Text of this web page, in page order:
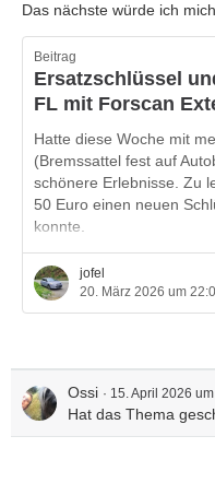
Das nächste würde ich
Beitrag
Ersatzschlüssel
FL mit Forscan
Hatte diese Woche mit
(Bremssattel fest auf
schönere Erlebnisse. Zu
50 Euro einen neuen
konnte.
Was war das Problem:
meine Regierung hatte
verloren (normale
durch Zufall die Seite
war nicht ganz sicher, ob
jofel
20. März 2026 um
Ossi 15. April 2026
Hat das Thema